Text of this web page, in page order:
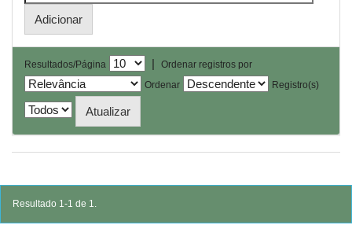
Resultados/Página |
Ordenar registros por
Ordenar
Registro(s)
Resultado 1-1 de 1.